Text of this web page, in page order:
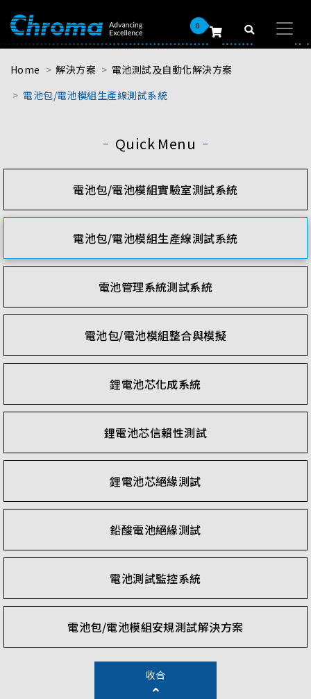
0
Home 解決方案
電池測試及自動化解決方案
電池包/電池模組生產線測試系統
Quick Menu
電池包/電池模組實驗室測試系統
電池包/電池模組生產線測試系統
電池管理系統測試系統
電池包/電池模組整合與模擬
鋰電池芯化成系統
鋰電池芯信賴性測試
鋰電池芯絕緣測試
鉛酸電池絕緣測試
電池測試監控系統
電池包/電池模組安規測試解決方案
收合